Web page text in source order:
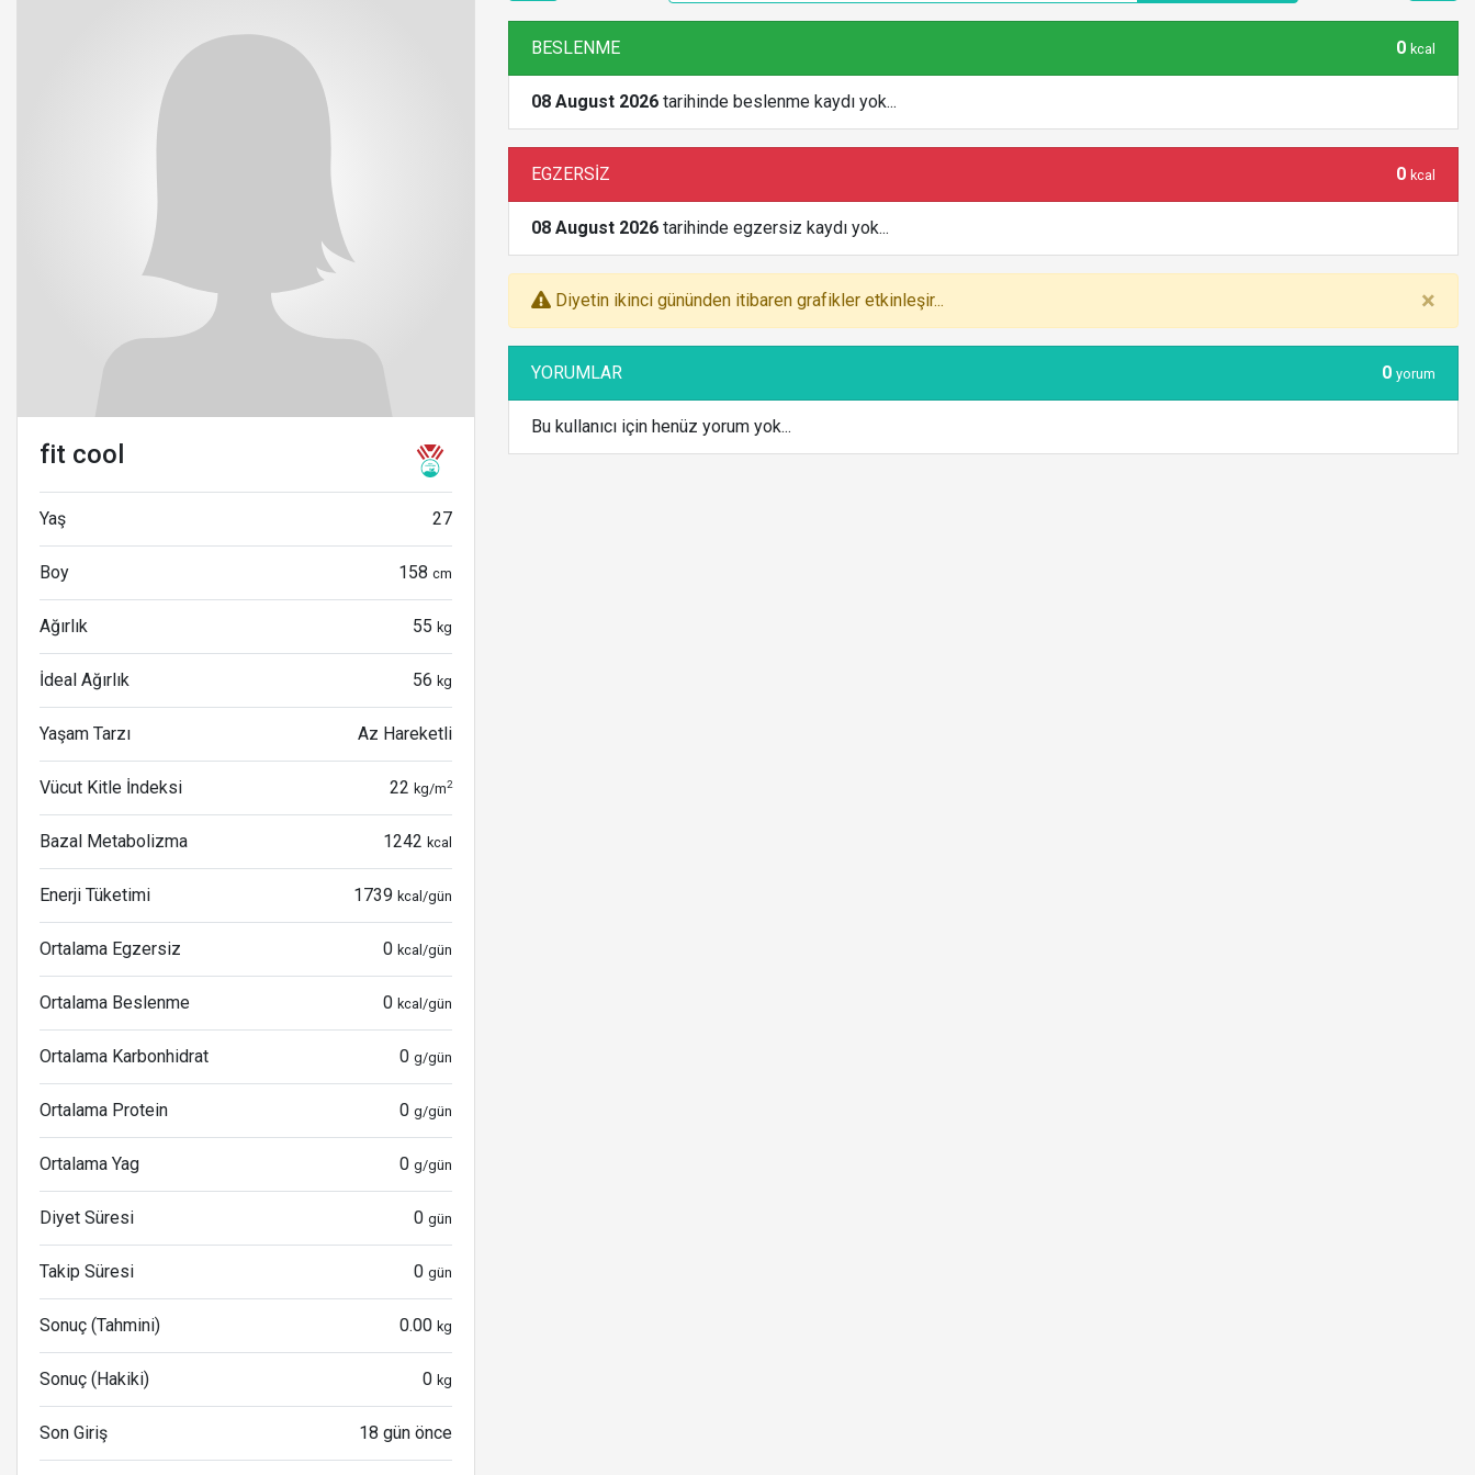
fit cool
Yaş 27
Boy 158 cm
Ağırlık 55 kg
İdeal Ağırlık 56 kg
Yaşam Tarzı Az Hareketli
Vücut Kitle İndeksi 22 kg/m2
Bazal Metabolizma 1242 kcal
Enerji Tüketimi 1739 kcal/gün
Ortalama Egzersiz 0 kcal/gün
Ortalama Beslenme 0 kcal/gün
Ortalama Karbonhidrat 0 g/gün
Ortalama Protein 0 g/gün
Ortalama Yag 0 g/gün
Diyet Süresi 0 gün
Takip Süresi 0 gün
Sonuç (Tahmini) 0.00 kg
Sonuç (Hakiki) 0 kg
Son Giriş 18 gün önce
BESLENME 0 kcal
08 August 2026 tarihinde beslenme kaydı yok...
EGZERSİZ 0 kcal
08 August 2026 tarihinde egzersiz kaydı yok...
Diyetin ikinci gününden itibaren grafikler etkinleşir... ×
YORUMLAR 0 yorum
Bu kullanıcı için henüz yorum yok...